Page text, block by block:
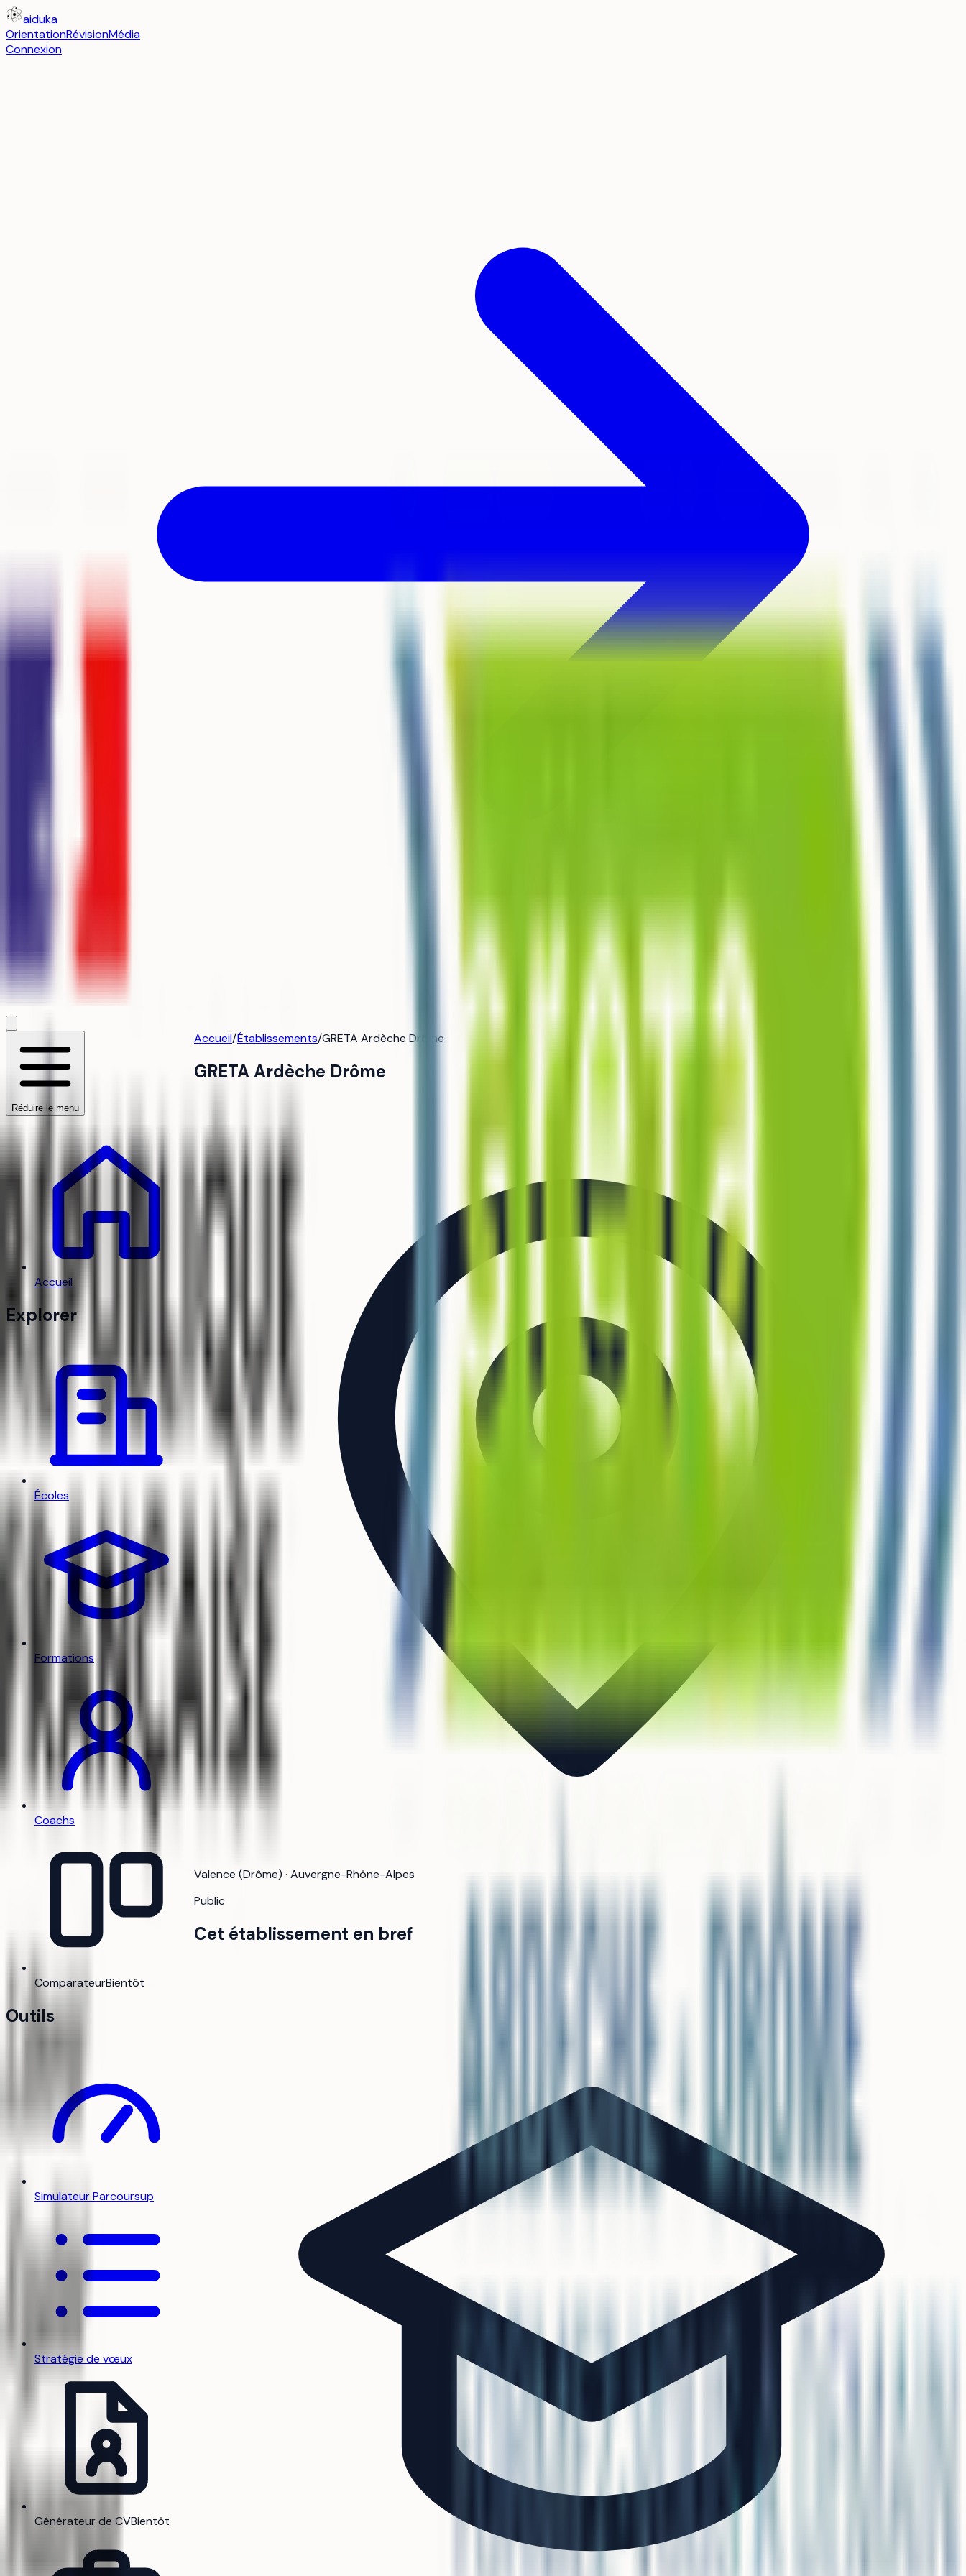
aiduka
OrientationRévisionMédia
Connexion
Réduire le menu
Accueil
Explorer
Écoles
Formations
Coachs
ComparateurBientôt
Outils
Simulateur Parcoursup
Stratégie de vœux
Générateur de CVBientôt
Accueil/Établissements/GRETA Ardèche Drôme
GRETA Ardèche Drôme
Valence (Drôme) · Auvergne-Rhône-Alpes
Public
Cet établissement en bref